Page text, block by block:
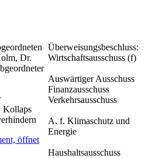
Dr.
Kollaps
öffnet
Überweisungsbeschluss:
Wirtschaftsausschuss (f)
Auswärtiger Ausschuss
Finanzausschuss
Verkehrsausschuss
A. f. Klimaschutz und
Energie
Haushaltsausschuss